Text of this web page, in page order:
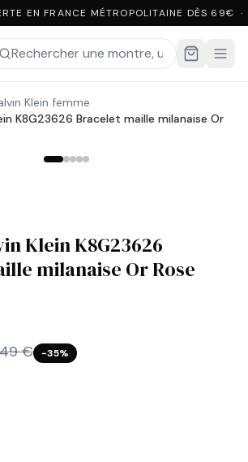
EN FRANCE MÉTROPOLITAINE DÈS 69€
Klein femme
K8G23626 Bracelet maille milanaise Or
Klein K8G23626
milanaise Or Rose
€ −35%